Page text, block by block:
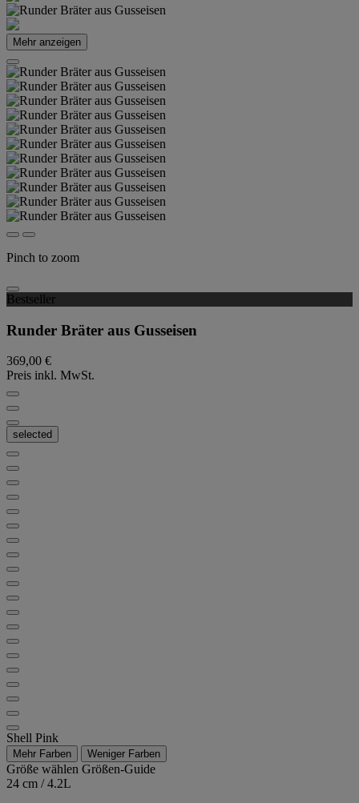
Mehr anzeigen
Pinch to zoom
Bestseller
Runder Bräter aus Gusseisen
369,00 €
Preis inkl. MwSt.
selected
Shell Pink
Mehr Farben Weniger Farben
Größe wählen Größen-Guide
24 cm / 4.2L